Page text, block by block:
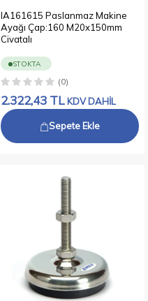
IA161615 Paslanmaz Makine
Ayağı Çap:160 M20x150mm
Civatalı
STOKTA
(0)
2.322,43 TL KDV DAHİL
Sepete Ekle